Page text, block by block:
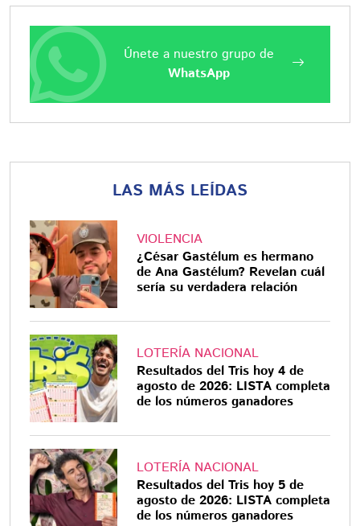
Únete a nuestro grupo de
WhatsApp
LAS MÁS LEÍDAS
VIOLENCIA
¿César Gastélum es hermano
de Ana Gastélum? Revelan cuál
sería su verdadera relación
LOTERÍA NACIONAL
Resultados del Tris hoy 4 de
agosto de 2026: LISTA completa
de los números ganadores
LOTERÍA NACIONAL
Resultados del Tris hoy 5 de
agosto de 2026: LISTA completa
de los números ganadores